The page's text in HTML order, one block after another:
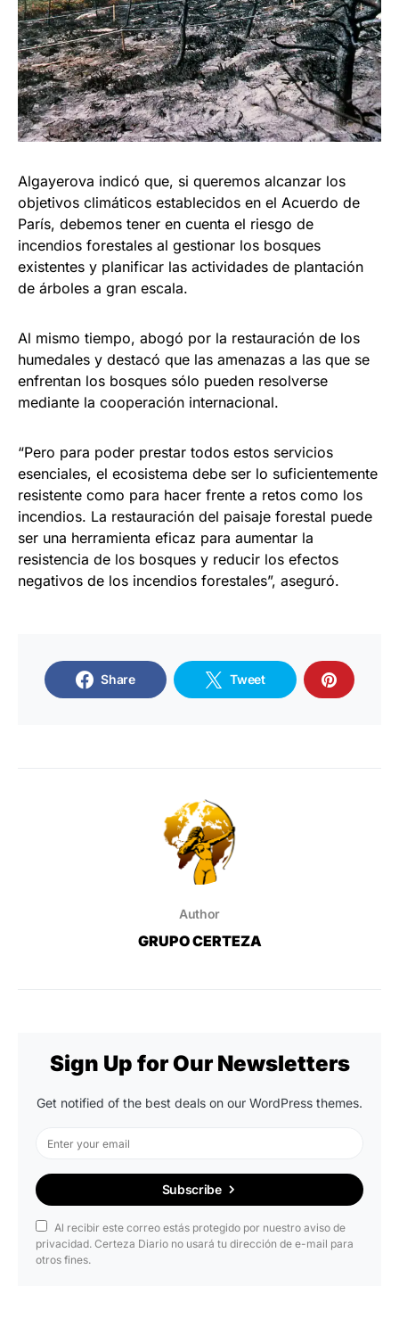
Algayerova indicó que, si queremos alcanzar los
objetivos climáticos establecidos en el Acuerdo de
París, debemos tener en cuenta el riesgo de
incendios forestales al gestionar los bosques
existentes y planificar las actividades de plantación
de árboles a gran escala.
Al mismo tiempo, abogó por la restauración de los
humedales y destacó que las amenazas a las que se
enfrentan los bosques sólo pueden resolverse
mediante la cooperación internacional.
“Pero para poder prestar todos estos servicios
esenciales, el ecosistema debe ser lo suficientemente
resistente como para hacer frente a retos como los
incendios. La restauración del paisaje forestal puede
ser una herramienta eficaz para aumentar la
resistencia de los bosques y reducir los efectos
negativos de los incendios forestales”, aseguró.
Share Tweet
Author
GRUPO CERTEZA
Sign Up for Our Newsletters
Get notified of the best deals on our WordPress themes.
Subscribe
Al recibir este correo estás protegido por nuestro aviso de
privacidad. Certeza Diario no usará tu dirección de e-mail para
otros fines.